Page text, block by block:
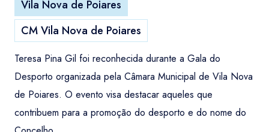
Vila Nova de Poiares
CM Vila Nova de Poiares
Teresa Pina Gil foi reconhecida durante a Gala do
Desporto organizada pela Câmara Municipal de Vila Nova
de Poiares. O evento visa destacar aqueles que
contribuem para a promoção do desporto e do nome do